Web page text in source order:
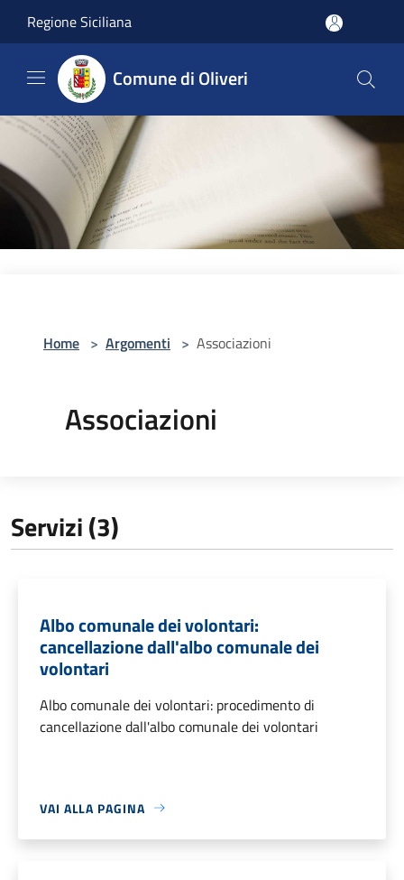
Regione Siciliana
Comune di Oliveri
Home > Argomenti > Associazioni
Associazioni
Servizi (3)
Albo comunale dei volontari:
cancellazione dall'albo comunale dei
volontari
Albo comunale dei volontari: procedimento di
cancellazione dall'albo comunale dei volontari
VAI ALLA PAGINA